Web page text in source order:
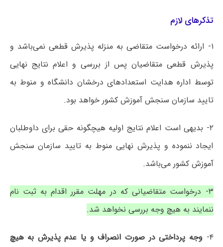
تذکرهای لازم
۱- ارائه درخواست متقاضی به منزله پذیرش قطعی نمی‌باشد و
پذیرش قطعی متقاضیان پس از بررسی و اعلام نتایج نهایی
توسط اداره هدایت استعدادهای درخشان دانشگاه و منوط به
تایید سازمان سنجش آموزش کشور خواهد بود.
۲- بدیهی است اعلام نتایج اولیه هیچگونه حقی برای داوطلبان
ایجاد ننموده و پذیرش نهایی منوط به تایید سازمان سنجش
آموزش کشور می‌باشد.
۳- درخواست متقاضیانی که در مهلت مقرر اقدام به ثبت نام
ننمایند به هیچ وجه بررسی نخواهد شد.
۴- وجه پرداختی در صورت انصراف و یا عدم پذیرش به هیچ